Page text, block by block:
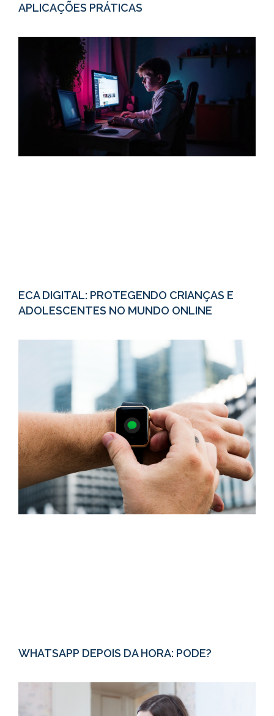
APLICAÇÕES PRÁTICAS
ECA DIGITAL: PROTEGENDO CRIANÇAS E
ADOLESCENTES NO MUNDO ONLINE
WHATSAPP DEPOIS DA HORA: PODE?